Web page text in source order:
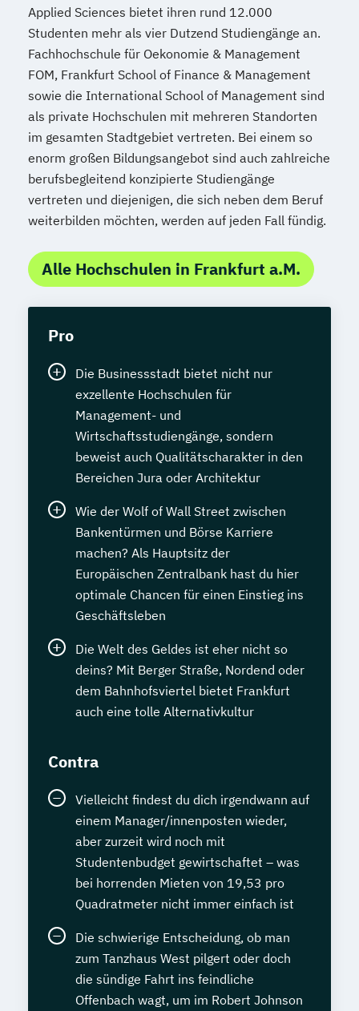
Applied Sciences bietet ihren rund 12.000
Studenten mehr als vier Dutzend Studiengänge an.
Fachhochschule für Oekonomie & Management
FOM, Frankfurt School of Finance & Management
sowie die International School of Management sind
als private Hochschulen mit mehreren Standorten
im gesamten Stadtgebiet vertreten. Bei einem so
enorm großen Bildungsangebot sind auch zahlreiche
berufsbegleitend konzipierte Studiengänge
vertreten und diejenigen, die sich neben dem Beruf
weiterbilden möchten, werden auf jeden Fall fündig.
Alle Hochschulen in Frankfurt a.M.
Pro
Die Businessstadt bietet nicht nur
exzellente Hochschulen für
Management- und
Wirtschaftsstudiengänge, sondern
beweist auch Qualitätscharakter in den
Bereichen Jura oder Architektur
Wie der Wolf of Wall Street zwischen
Bankentürmen und Börse Karriere
machen? Als Hauptsitz der
Europäischen Zentralbank hast du hier
optimale Chancen für einen Einstieg ins
Geschäftsleben
Die Welt des Geldes ist eher nicht so
deins? Mit Berger Straße, Nordend oder
dem Bahnhofsviertel bietet Frankfurt
auch eine tolle Alternativkultur
Contra
Vielleicht findest du dich irgendwann auf
einem Manager/innenposten wieder,
aber zurzeit wird noch mit
Studentenbudget gewirtschaftet – was
bei horrenden Mieten von 19,53 pro
Quadratmeter nicht immer einfach ist
Die schwierige Entscheidung, ob man
zum Tanzhaus West pilgert oder doch
die sündige Fahrt ins feindliche
Offenbach wagt, um im Robert Johnson